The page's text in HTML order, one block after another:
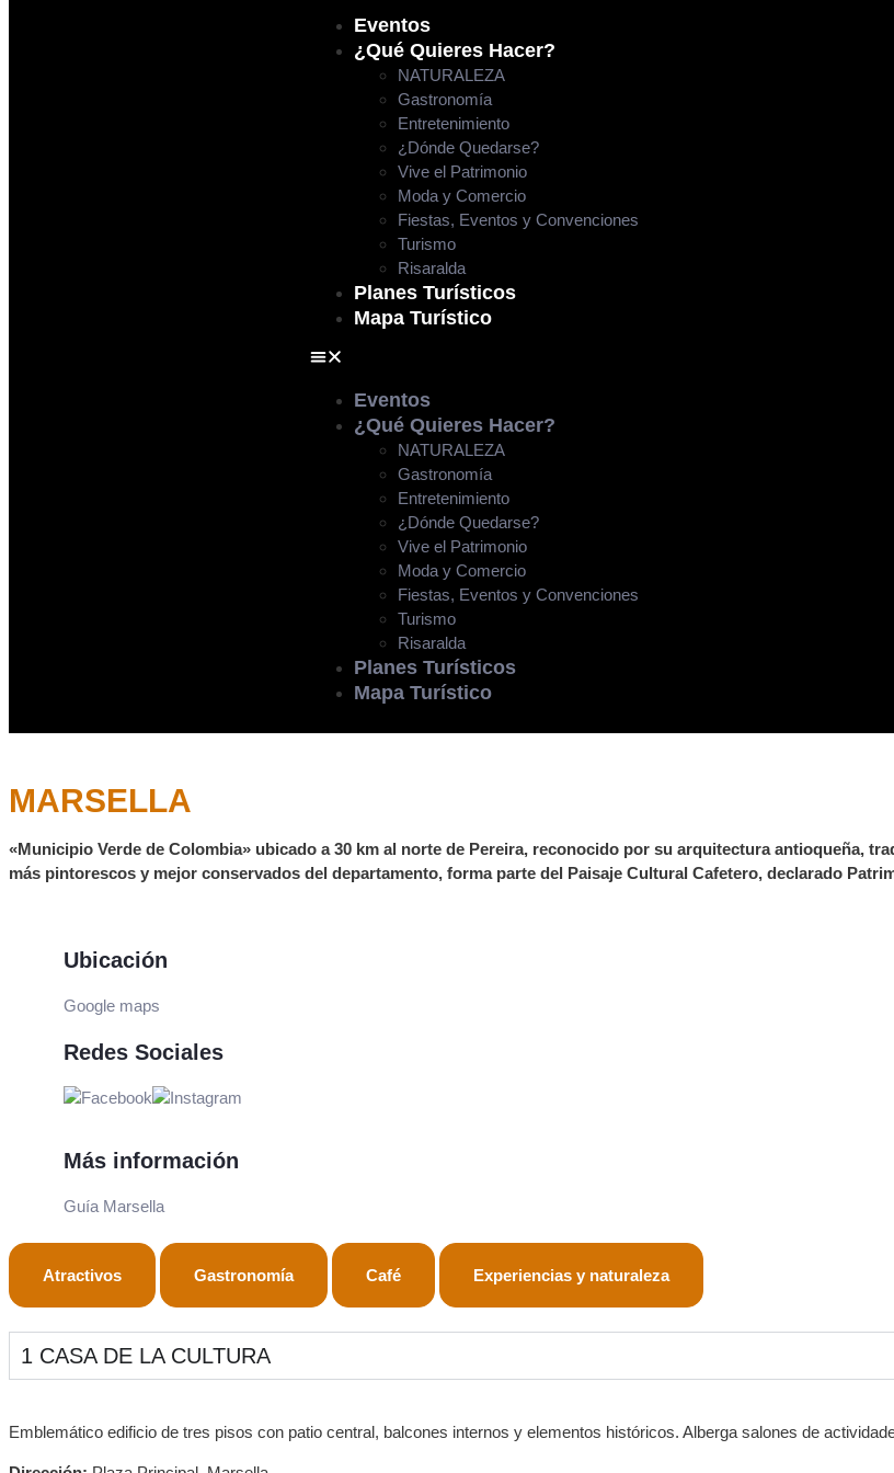
Eventos
¿Qué Quieres Hacer?
NATURALEZA
Gastronomía
Entretenimiento
¿Dónde Quedarse?
Vive el Patrimonio
Moda y Comercio
Fiestas, Eventos y Convenciones
Turismo
Risaralda
Planes Turísticos
Mapa Turístico
Eventos
¿Qué Quieres Hacer?
NATURALEZA
Gastronomía
Entretenimiento
¿Dónde Quedarse?
Vive el Patrimonio
Moda y Comercio
Fiestas, Eventos y Convenciones
Turismo
Risaralda
Planes Turísticos
Mapa Turístico
MARSELLA
«Municipio Verde de Colombia» ubicado a 30 km al norte de Pereira, reconocido por su arquitectura antioqueña,
más pintorescos y mejor conservados del departamento, forma parte del Paisaje Cultural Cafetero, declarado
Ubicación
Google maps
Redes Sociales
Más información
Guía Marsella
Atractivos Gastronomía Café Experiencias y naturaleza
1 CASA DE LA CULTURA
Emblemático edificio de tres pisos con patio central, balcones internos y elementos históricos. Alberga salones de